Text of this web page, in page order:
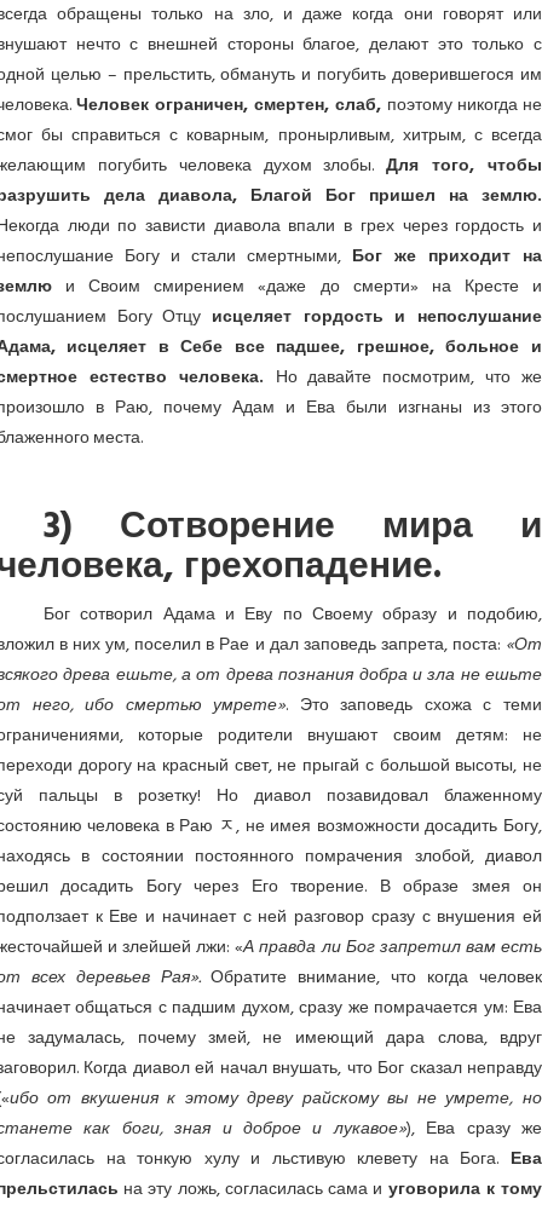
обращены только на зло, и даже когда они говорят или
нечто с внешней стороны благое, делают это только с
целью – прельстить, обмануть и погубить доверившегося им
Человек ограничен, смертен, слаб, поэтому никогда не
бы справиться с коварным, пронырливым, хитрым, с всегда
погубить человека духом злобы.Для того, чтобы
дела диавола, Благой Бог пришел на землю.
люди по зависти диавола впали в грех через гордость и
Богу и стали смертными, Бог же приходит на
и Своим смирением «даже до смерти» на Кресте и
Богу Отцу исцеляет гордость и непослушание
исцеляет в Себе все падшее, грешное, больное и
естество человека. Но давайте посмотрим, что же
в Раю, почему Адам и Ева были изгнаны из этого
места.
3) Сотворение мира и
грехопадение.
Бог сотворил Адама и Еву по Своему образу и подобию,
в них ум, поселил в Рае и дал заповедь запрета, поста: «От
древа ешьте, а от древа познания добра и зла не ешьте
него, ибо смертью умрете». Это заповедь схожа с теми
которые родители внушают своим детям: не
дорогу на красный свет, не прыгай с большой высоты, не
пальцы в розетку! Но диавол позавидовал блаженному
человека в Раю ﾸ, не имея возможности досадить Богу,
в состоянии постоянного помрачения злобой, диавол
досадить Богу через Его творение. В образе змея он
к Еве и начинает с ней разговор сразу с внушения ей
и злейшей лжи: «А правда ли Бог запретил вам есть
всех деревьев Рая».Обратите внимание, что когда человек
общаться с падшим духом, сразу же помрачается ум: Ева
задумалась, почему змей, не имеющий дара слова, вдруг
Когда диавол ей начал внушать, что Бог сказал неправду
ибо от вкушения к этому древу райскому вы не умрете, но
как боги, зная и доброе и лукавое»), Ева сразу же
на тонкую хулу и льстивую клевету на Бога. Ева
на эту ложь, согласилась сама и уговорила к тому